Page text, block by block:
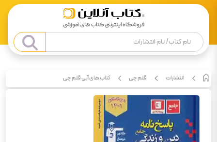
انتشارات قلم چی کتاب های آبی قلم چی